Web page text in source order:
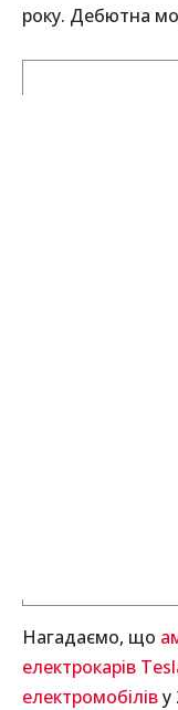
року. Дебютна
Нагадаємо, що
електрокарів
електромобіліву